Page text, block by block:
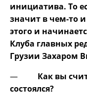
инициатива. То
значит в чем-то
этого и
Клуба главных
Грузии Захаром
— Как вы
состоялся?